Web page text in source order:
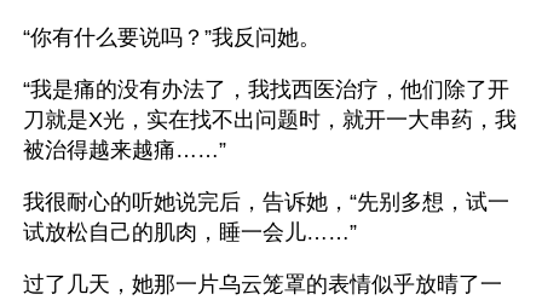
“你有什么要说吗？”我反问她。
“我是痛的没有办法了，我找西医治疗，他们除了开
刀就是X光，实在找不出问题时，就开一大串药，我
被治得越来越痛……”
我很耐心的听她说完后，告诉她，“先别多想，试一
试放松自己的肌肉，睡一会儿……”
过了几天，她那一片乌云笼罩的表情似乎放晴了一